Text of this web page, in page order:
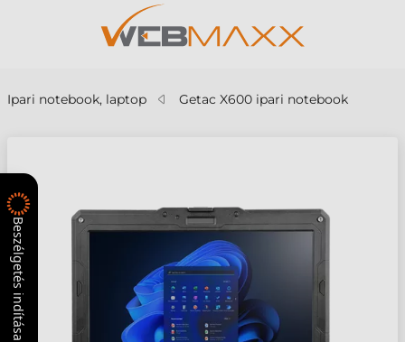
Ipari notebook, laptop Getac X600 ipari notebook
Beszélgetés indítása